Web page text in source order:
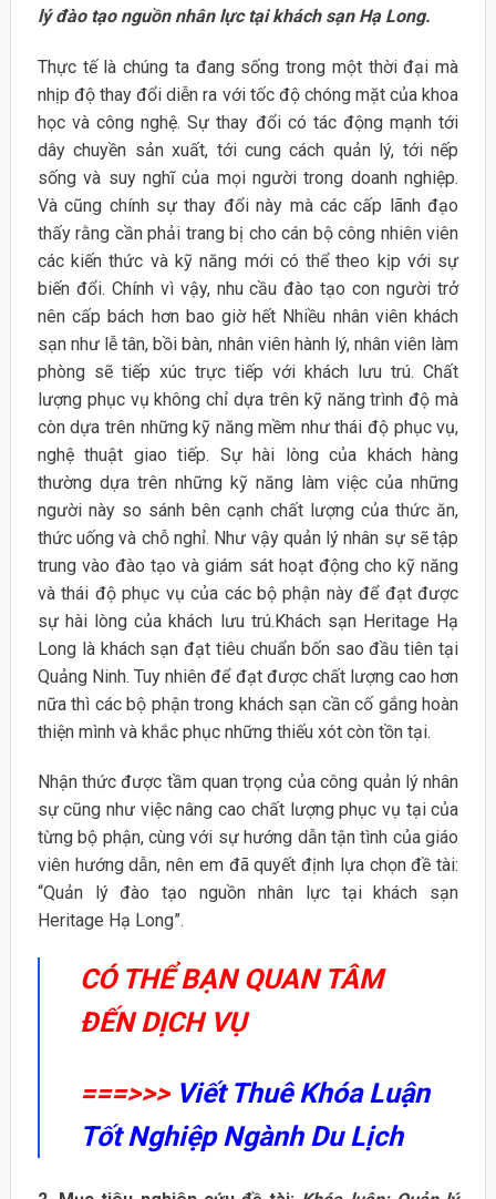
lý đào tạo nguồn nhân lực tại khách sạn Hạ Long.
Thực tế là chúng ta đang sống trong một thời đại mà
nhịp độ thay đổi diễn ra với tốc độ chóng mặt của khoa
học và công nghệ. Sự thay đổi có tác động mạnh tới
dây chuyền sản xuất, tới cung cách quản lý, tới nếp
sống và suy nghĩ của mọi người trong doanh nghiệp.
Và cũng chính sự thay đổi này mà các cấp lãnh đạo
thấy rằng cần phải trang bị cho cán bộ công nhiên viên
các kiến thức và kỹ năng mới có thể theo kịp với sự
biến đổi. Chính vì vậy, nhu cầu đào tạo con người trở
nên cấp bách hơn bao giờ hết Nhiều nhân viên khách
sạn như lễ tân, bồi bàn, nhân viên hành lý, nhân viên làm
phòng sẽ tiếp xúc trực tiếp với khách lưu trú. Chất
lượng phục vụ không chỉ dựa trên kỹ năng trình độ mà
còn dựa trên những kỹ năng mềm như thái độ phục vụ,
nghệ thuật giao tiếp. Sự hài lòng của khách hàng
thường dựa trên những kỹ năng làm việc của những
người này so sánh bên cạnh chất lượng của thức ăn,
thức uống và chỗ nghỉ. Như vậy quản lý nhân sự sẽ tập
trung vào đào tạo và giám sát hoạt động cho kỹ năng
và thái độ phục vụ của các bộ phận này để đạt được
sự hài lòng của khách lưu trú.Khách sạn Heritage Hạ
Long là khách sạn đạt tiêu chuẩn bốn sao đầu tiên tại
Quảng Ninh. Tuy nhiên để đạt được chất lượng cao hơn
nữa thì các bộ phận trong khách sạn cần cố gắng hoàn
thiện mình và khắc phục những thiếu xót còn tồn tại.
Nhận thức được tầm quan trọng của công quản lý nhân
sự cũng như việc nâng cao chất lượng phục vụ tại của
từng bộ phận, cùng với sự hướng dẫn tận tình của giáo
viên hướng dẫn, nên em đã quyết định lựa chọn đề tài:
“Quản lý đào tạo nguồn nhân lực tại khách sạn
Heritage Hạ Long”.
CÓ THỂ BẠN QUAN TÂM
ĐẾN DỊCH VỤ
===>>> Viết Thuê Khóa Luận
Tốt Nghiệp Ngành Du Lịch